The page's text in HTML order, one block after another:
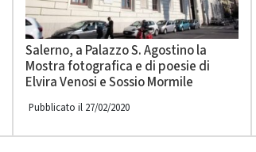
Salerno, a Palazzo S. Agostino la
Mostra fotografica e di poesie di
Elvira Venosi e Sossio Mormile
Pubblicato il 27/02/2020